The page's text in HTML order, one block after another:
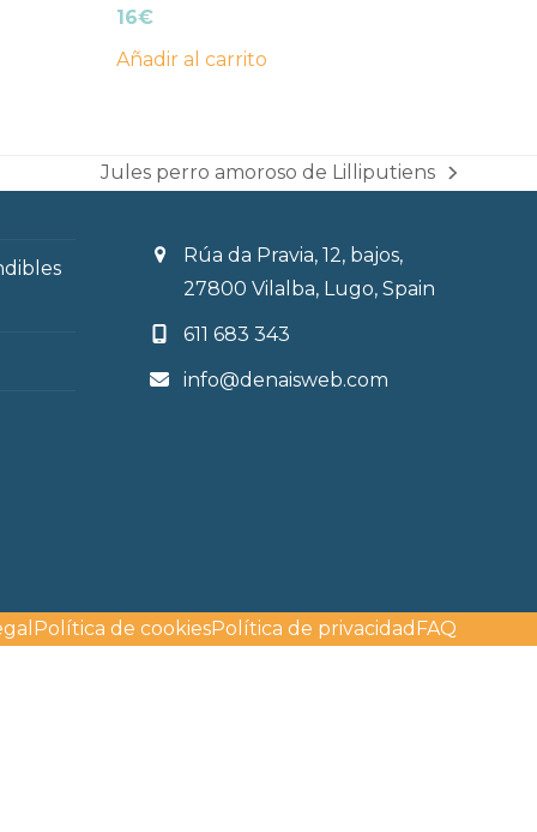
16€
Añadir al carrito
next
Jules perro amoroso de Lilliputiens
Rúa da Pravia, 12, bajos,
27800 Vilalba, Lugo, Spain
611 683 343
info@denaisweb.com
Política de cookiesPolítica de privacidad FAQ